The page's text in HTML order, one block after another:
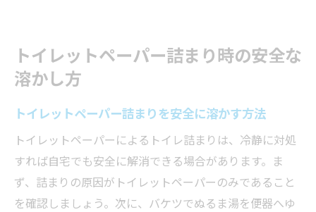
トイレットペーパー詰まり時の安全な
溶かし方
トイレットペーパー詰まりを安全に溶かす方法
トイレットペーパーによるトイレ詰まりは、冷静に対処
すれば自宅でも安全に解消できる場合があります。ま
ず、詰まりの原因がトイレットペーパーのみであること
を確認しましょう。次に、バケツでぬるま湯を便器へゆ